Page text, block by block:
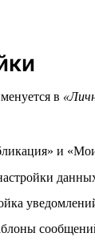
в
и «Мои
сообщений